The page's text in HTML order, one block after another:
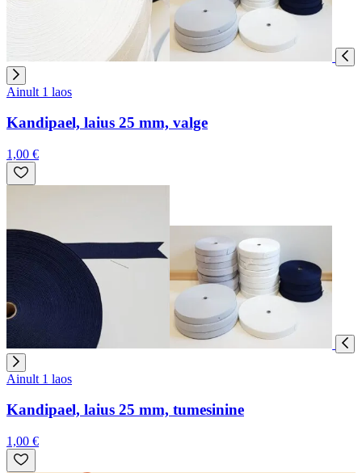
Ainult 1 laos
Kandipael, laius 25 mm, valge
1,00 €
Ainult 1 laos
Kandipael, laius 25 mm, tumesinine
1,00 €